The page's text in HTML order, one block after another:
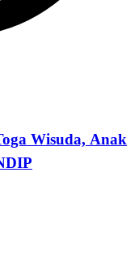
Wisuda, Anak